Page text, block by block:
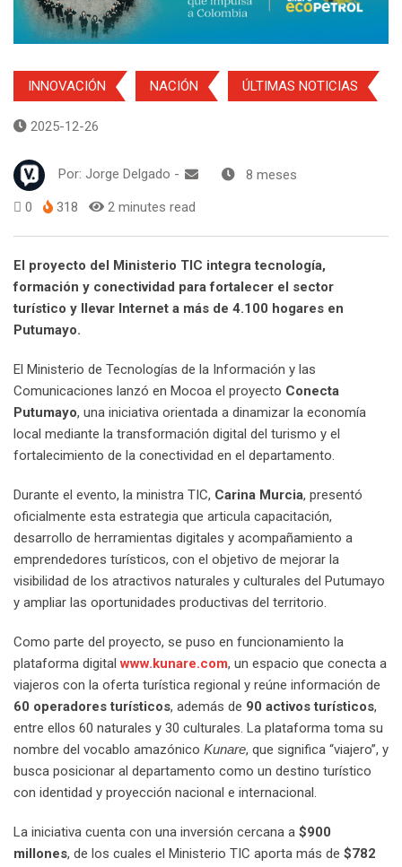
INNOVACIÓN NACIÓN ÚLTIMAS NOTICIAS
2025-12-26
Por: Jorge Delgado - 8 meses
0 318 2 minutes read
El proyecto del Ministerio TIC integra tecnología,
formación y conectividad para fortalecer el sector
turístico y llevar Internet a más de 4.100 hogares en
Putumayo.
El Ministerio de Tecnologías de la Información y las
Comunicaciones lanzó en Mocoa el proyecto Conecta
Putumayo, una iniciativa orientada a dinamizar la economía
local mediante la transformación digital del turismo y el
fortalecimiento de la conectividad en el departamento.
Durante el evento, la ministra TIC, Carina Murcia, presentó
oficialmente esta estrategia que articula capacitación,
desarrollo de herramientas digitales y acompañamiento a
emprendedores turísticos, con el objetivo de mejorar la
visibilidad de los atractivos naturales y culturales del Putumayo
y ampliar las oportunidades productivas del territorio.
Como parte del proyecto, se puso en funcionamiento la
plataforma digitalwww.kunare.com, un espacio que conecta a
viajeros con la oferta turística regional y reúne información de
60 operadores turísticos, además de 90 activos turísticos,
entre ellos 60 naturales y 30 culturales. La plataforma toma su
nombre del vocablo amazónico Kunare, que significa “viajero”, y
busca posicionar al departamento como un destino turístico
con identidad y proyección nacional e internacional.
La iniciativa cuenta con una inversión cercana a $900
millones, de los cuales el Ministerio TIC aporta más de $782